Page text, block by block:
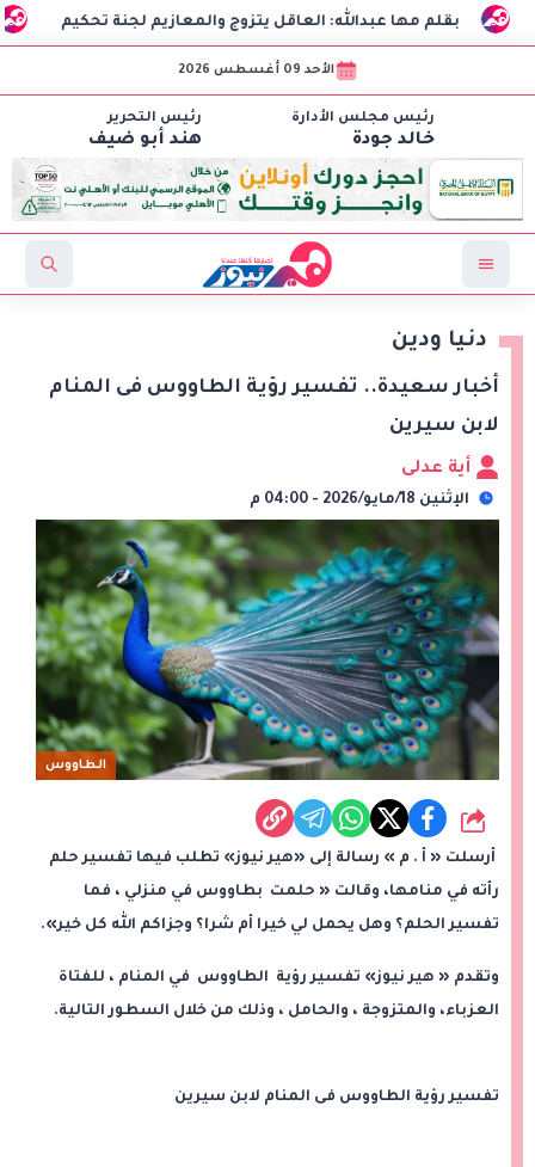
بقلم مها عبدالله: العاقل يتزوج والمعازيم لجنة تحكيم
الأحد 09 أغسطس 2026
رئيس مجلس الأدارة
خالد جودة
رئيس التحرير
هند أبو ضيف
دنيا ودين
أخبار سعيدة.. تفسير رؤية الطاووس فى المنام
لابن سيرين
أية عدلى
الإثنين 18/مايو/2026 - 04:00 م
الطاووس
شارك
أرسلت « أ . م » رسالة إلى «هير نيوز» تطلب فيها تفسير حلم
رأته في منامها، وقالت « حلمت بطاووس في منزلي ، فما
تفسير الحلم؟ وهل يحمل لي خيرا أم شرا؟ وجزاكم الله كل خير».
وتقدم « هير نيوز» تفسير رؤية الطاووس في المنام ، للفتاة
العزباء، والمتزوجة ، والحامل ، وذلك من خلال السطور التالية.
تفسير رؤية الطاووس فى المنام لابن سيرين